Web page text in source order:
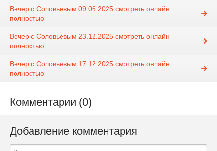
Вечер с Соловьёвым 09.06.2025 смотреть онлайн
полностью
Вечер с Соловьёвым 23.12.2025 смотреть онлайн
полностью
Вечер с Соловьёвым 17.12.2025 смотреть онлайн
полностью
Комментарии (0)
Добавление комментария